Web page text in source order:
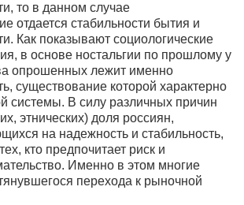
то в данном случае
отдается стабильности бытия и
Как показывают социологические
в основе ностальгии по прошлому у
опрошенных лежит именно
существование которой характерно
системы. В силу различных причин
этнических) доля россиян,
на надежность и стабильность,
кто предпочитает риск и
Именно в этом многие
перехода к рыночной